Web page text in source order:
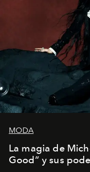
MODA
La magia de
Good” y sus